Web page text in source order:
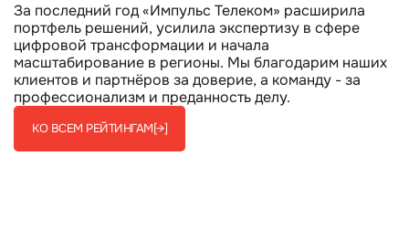
За последний год «Импульс Телеком» расширила
портфель решений, усилила экспертизу в сфере
цифровой трансформации и начала
масштабирование в регионы. Мы благодарим наших
клиентов и партнёров за доверие, а команду - за
профессионализм и преданность делу.
КО ВСЕМ РЕЙТИНГАМ[→]